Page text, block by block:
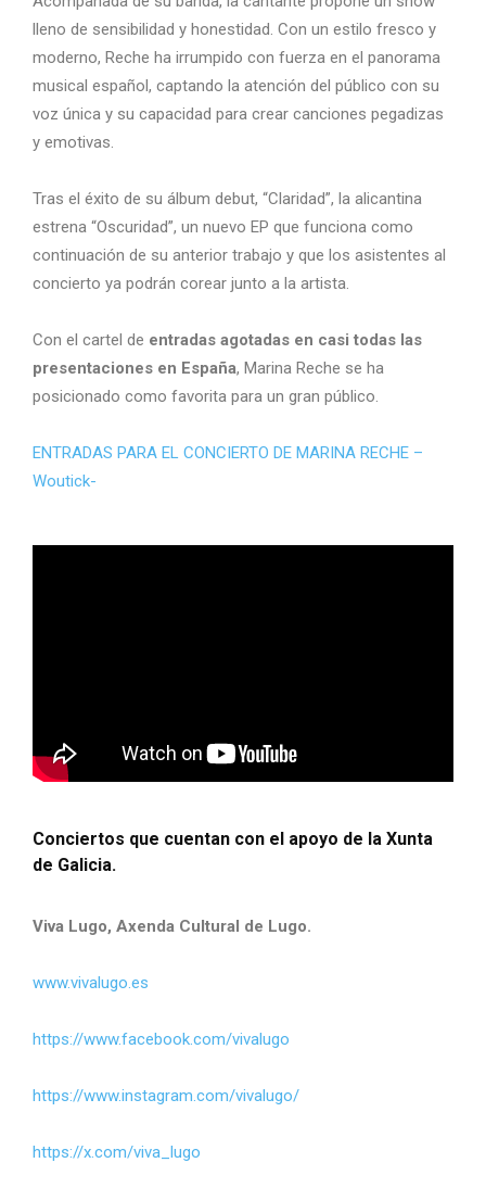
lleno de sensibilidad y honestidad. Con un estilo fresco y
moderno, Reche ha irrumpido con fuerza en el panorama
musical español, captando la atención del público con su
voz única y su capacidad para crear canciones pegadizas
y emotivas.
Tras el éxito de su álbum debut, “Claridad”, la alicantina
estrena “Oscuridad”, un nuevo EP que funciona como
continuación de su anterior trabajo y que los asistentes al
concierto ya podrán corear junto a la artista.
Con el cartel de entradas agotadas en casi todas las
presentaciones en España, Marina Reche se ha
posicionado como favorita para un gran público.
ENTRADAS PARA EL CONCIERTO DE MARINA RECHE –
Woutick-
Conciertos que cuentan con el apoyo de la Xunta
de Galicia.
Viva Lugo, Axenda Cultural de Lugo.
www.vivalugo.es
https://www.facebook.com/vivalugo
https://www.instagram.com/vivalugo/
https://x.com/viva_lugo